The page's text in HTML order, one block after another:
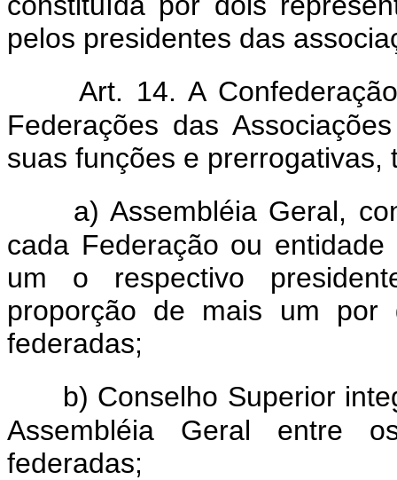
pelos presidentes das
Art. 14. A
Federações das
suas funções e prerrogativas,
a) Assembléia Geral,
cada Federação ou
um o respectivo
proporção de mais um por
federadas;
b) Conselho Superior
Assembléia Geral entre
federadas;